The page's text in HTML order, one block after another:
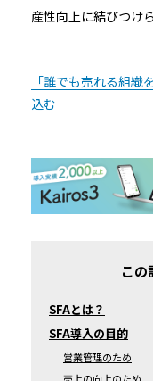
産性向上に結びつけ
「誰でも売れる組織
込む
この
SFAとは？
SFA導入の目的
営業管理のため